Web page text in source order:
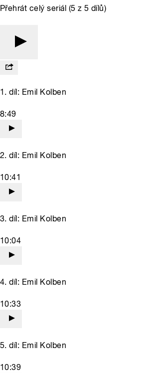
Přehrát celý seriál (5 z 5 dílů)
1. díl: Emil Kolben
8:49
2. díl: Emil Kolben
10:41
3. díl: Emil Kolben
10:04
4. díl: Emil Kolben
10:33
5. díl: Emil Kolben
10:39